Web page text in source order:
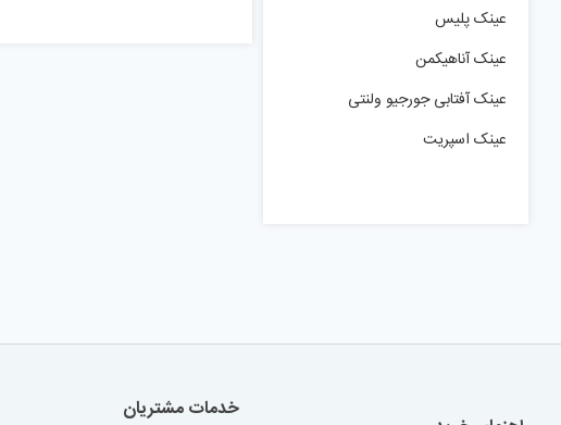
عینک پلیس
عینک آناهیکمن
عینک آفتابی جورجیو ولنتی
عینک اسپریت
خدمات مشتریان